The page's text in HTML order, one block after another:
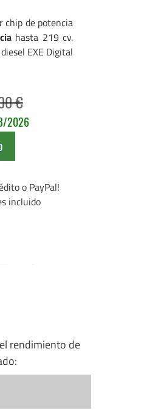
chip de potencia
hasta 219 cv.
EXE Digital
€
2026
o PayPal!
incluido
rendimiento de